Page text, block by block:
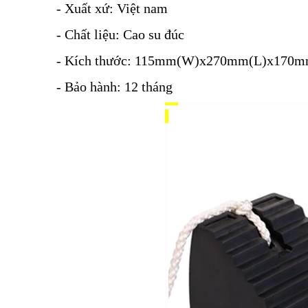
- Xuất xứ: Việt nam
- Chất liệu: Cao su đúc
- Kích thước:
- Bảo hành: 12 tháng